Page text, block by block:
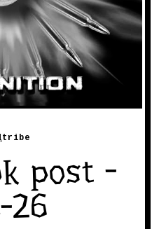
tribe
post -
26